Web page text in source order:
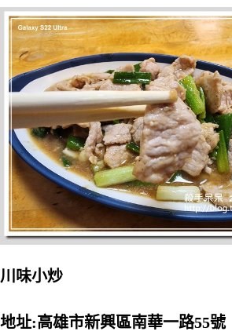
川味小炒
地址:高雄市新興區南華一路55號